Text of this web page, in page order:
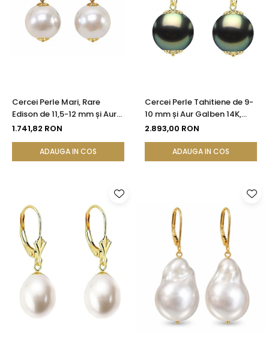
Cercei Perle Mari, Rare
Edison de 11,5-12 mm și Aur
Galben 14K, Bijuterie de
1.741,82 RON
ADAUGA IN COS
Cercei Perle Tahitiene de 9-
10 mm și Aur Galben 14K,
Forma Rotundă |
2.893,00 RON
ADAUGA IN COS